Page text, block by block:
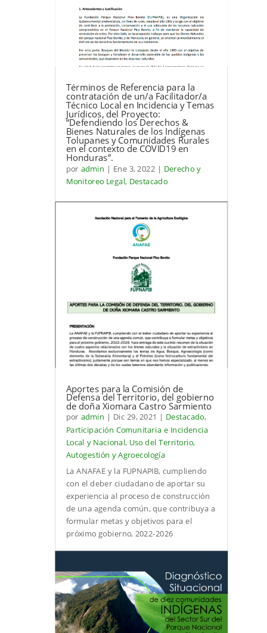
Términos de Referencia para la
contratación de un/a Facilitador/a
Técnico Local en Incidencia y Temas
Jurídicos, del Proyecto:
“Defendiendo los Derechos &
Bienes Naturales de los Indígenas
Tolupanes y Comunidades Rurales
en el contexto de COVID19 en
Honduras”.
por admin | Ene 3, 2022| Derecho y
Monitoreo Legal, Destacado
Aportes para la Comisión de
Defensa del Territorio, del gobierno
de doña Xiomara Castro Sarmiento
por admin | Dic 29, 2021 | Destacado,
Participación Comunitaria e Incidencia
Local y Nacional, Uso del Territorio,
Autogestión y Agroecología
La ANAFAE y la FUPNAPIB, cumpliendo
con el deber ciudadano de aportar su
experiencia al proceso de construcción
de una agenda común, que contribuya a
formular metas y objetivos para el
próximo gobierno, 2022-2026